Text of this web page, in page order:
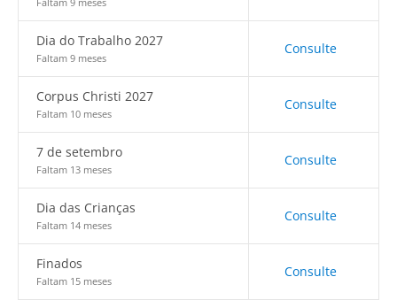
Dia do Trabalho 2027
Faltam 9 meses
Consulte
Corpus Christi 2027
Faltam 10 meses
Consulte
7 de setembro
Faltam 13 meses
Consulte
Dia das Crianças
Faltam 14 meses
Consulte
Finados
Faltam 15 meses
Consulte